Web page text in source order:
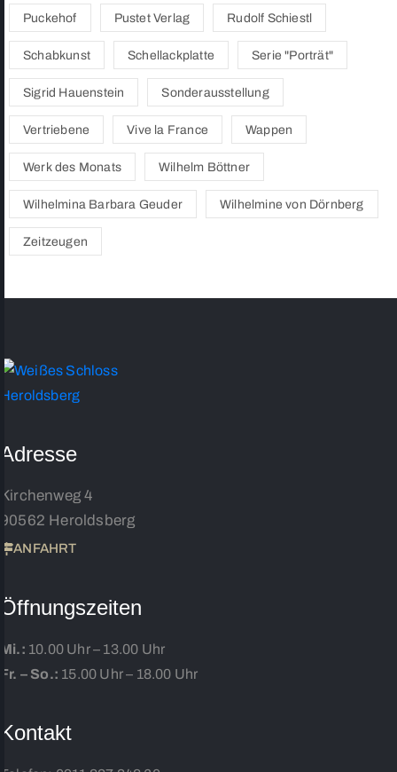
Puckehof Pustet Verlag Rudolf Schiestl
Schabkunst Schellackplatte Serie "Porträt"
Sigrid Hauenstein Sonderausstellung
Vertriebene Vive la France Wappen
Werk des Monats Wilhelm Böttner
Wilhelmina Barbara Geuder Wilhelmine von Dörnberg
Zeitzeugen
Adresse
Kirchenweg 4
90562 Heroldsberg
ANFAHRT
Öffnungszeiten
Mi.: 10.00 Uhr – 13.00 Uhr
Fr. – So.: 15.00 Uhr – 18.00 Uhr
Kontakt